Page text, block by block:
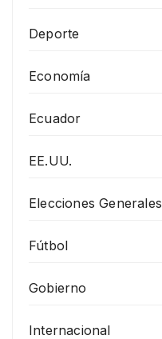
Deporte
Economía
Ecuador
EE.UU.
Elecciones Generales
Fútbol
Gobierno
Internacional